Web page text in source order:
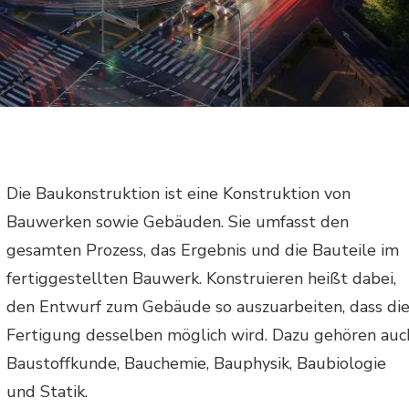
Die Baukonstruktion ist eine Konstruktion von
Bauwerken sowie Gebäuden. Sie umfasst den
gesamten Prozess, das Ergebnis und die Bauteile im
fertiggestellten Bauwerk. Konstruieren heißt dabei,
den Entwurf zum Gebäude so auszuarbeiten, dass
Fertigung desselben möglich wird. Dazu gehören
Baustoffkunde, Bauchemie, Bauphysik, Baubiologie
und Statik.